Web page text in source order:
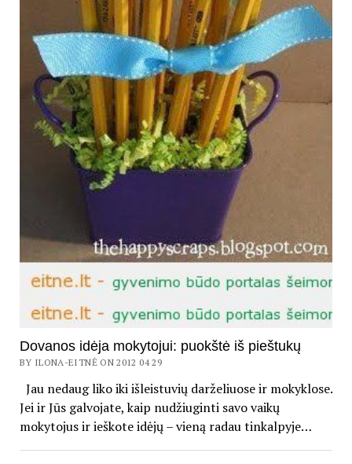
Dovanos idėja mokytojui: puokštė iš pieštukų
BY ILONA-EITNĖ ON 2012 04 29
Jau nedaug liko iki išleistuvių darželiuose ir mokyklose.
Jei ir Jūs galvojate, kaip nudžiuginti savo vaikų
mokytojus ir ieškote idėjų – vieną radau tinkalpyje…